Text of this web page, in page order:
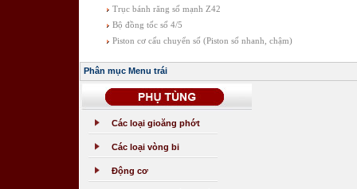
Trục bánh răng số mạnh Z42
Bộ đồng tốc số 4/5
Piston cơ cấu chuyển số (Piston số nhanh, chậm)
Phân mục Menu trái
Các loại gioăng phớt
Các loại vòng bi
Động cơ